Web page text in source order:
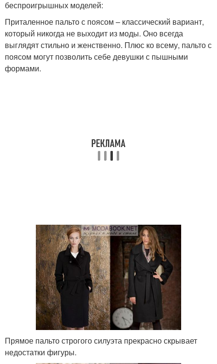
беспроигрышных моделей:
Приталенное пальто с поясом – классический вариант,
который никогда не выходит из моды. Оно всегда
выглядят стильно и женственно. Плюс ко всему, пальто с
поясом могут позволить себе девушки с пышными
формами.
Прямое пальто строгого силуэта прекрасно скрывает
недостатки фигуры.